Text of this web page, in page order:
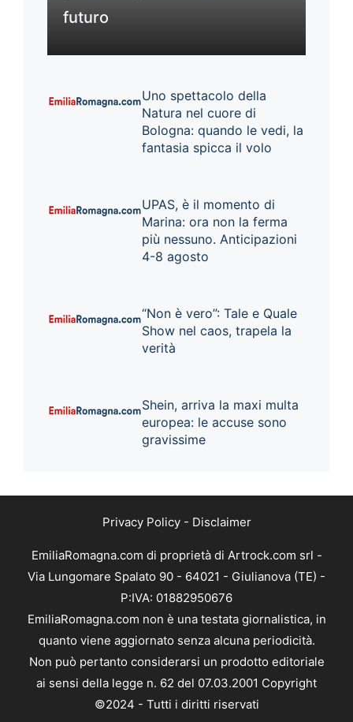
futuro
Uno spettacolo della
Natura nel cuore di
Bologna: quando le vedi, la
fantasia spicca il volo
UPAS, è il momento di
Marina: ora non la ferma
più nessuno. Anticipazioni
4-8 agosto
“Non è vero”: Tale e Quale
Show nel caos, trapela la
verità
Shein, arriva la maxi multa
europea: le accuse sono
gravissime
Privacy Policy- Disclaimer
EmiliaRomagna.com di proprietà di Artrock.com srl -
Via Lungomare Spalato 90 - 64021 - Giulianova (TE) -
P:IVA: 01882950676
EmiliaRomagna.com non è una testata giornalistica, in
quanto viene aggiornato senza alcuna periodicità.
Non può pertanto considerarsi un prodotto editoriale
ai sensi della legge n. 62 del 07.03.2001 Copyright
©2024 - Tutti i diritti riservati